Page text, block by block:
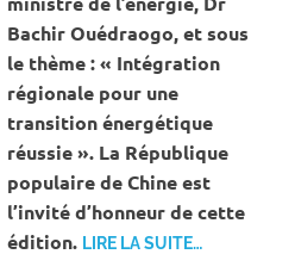
Bachir Ouédraogo, et sous
le thème : « Intégration
régionale pour une
transition énergétique
réussie ». La République
populaire de Chine est
l’invité d’honneur de cette
édition. LIRE LA SUITE…